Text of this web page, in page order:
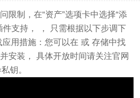
限制，在“资产”选项卡中选择“添
件支持， ， 只需根据以下步调下
用措施：您可以在 或 存储中找
安装， 具体开放时间请关注官网
钥。